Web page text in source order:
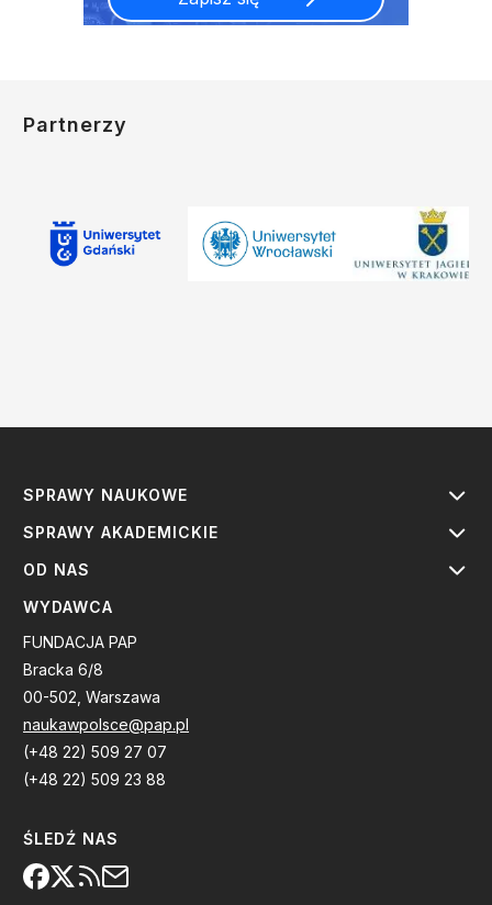
Partnerzy
SPRAWY NAUKOWE
SPRAWY AKADEMICKIE
OD NAS
WYDAWCA
FUNDACJA PAP
Bracka 6/8
00-502, Warszawa
naukawpolsce@pap.pl
(+48 22) 509 27 07
(+48 22) 509 23 88
ŚLEDŹ NAS